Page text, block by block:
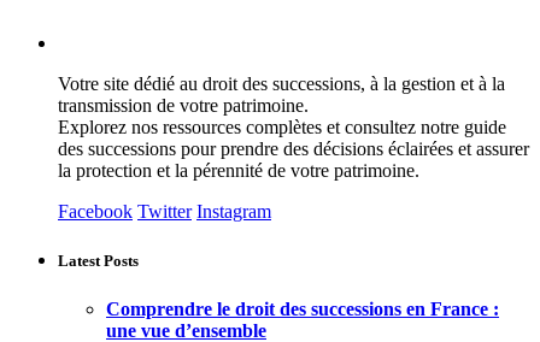
Votre site dédié au droit des successions, à la gestion et à la
transmission de votre patrimoine.
Explorez nos ressources complètes et consultez notre guide
des successions pour prendre des décisions éclairées et assurer
la protection et la pérennité de votre patrimoine.
Facebook Twitter Instagram
Latest Posts
Comprendre le droit des successions en France :
une vue d’ensemble